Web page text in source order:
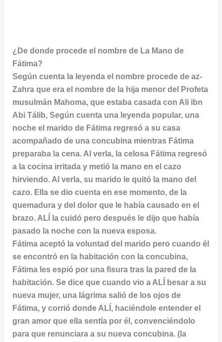
¿De donde procede el nombre de La Mano de
Fátima?
Según cuenta la leyenda el nombre procede de az-
Zahra que era el nombre de la hija menor del Profeta
musulmán Mahoma, que estaba casada con Ali ibn
Abi Tálib, Según cuenta una leyenda popular, una
noche el marido de Fátima regresó a su casa
acompañado de una concubina mientras Fátima
preparaba la cena. Al verla, la celosa Fátima regresó
a la cocina irritada y metió la mano en el cazo
hirviendo. Al verla, su marido le quitó la mano del
cazo. Ella se dio cuenta en ese momento, de la
quemadura y del dolor que le había causado en el
brazo. ALÍ la cuidó pero después le dijo que había
pasado la noche con la nueva esposa.
Fátima aceptó la voluntad del marido pero cuando él
se encontró en la habitación con la concubina,
Fátima les espió por una fisura tras la pared de la
habitación. Se dice que cuando vio a ALÍ besar a su
nueva mujer, una lágrima salió de los ojos de
Fátima, y corrió donde ALÍ, haciéndole entender el
gran amor que ella sentía por él, convenciéndolo
para que renunciara a su nueva concubina. (la